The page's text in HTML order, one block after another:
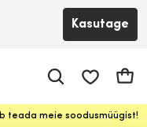
Kasutage
teada meie soodusmüügist!